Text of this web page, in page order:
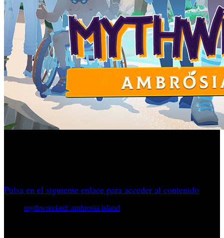
Pulsa en el siguiente enlace para acceder al contenido
mythwrecked: ambrosia island